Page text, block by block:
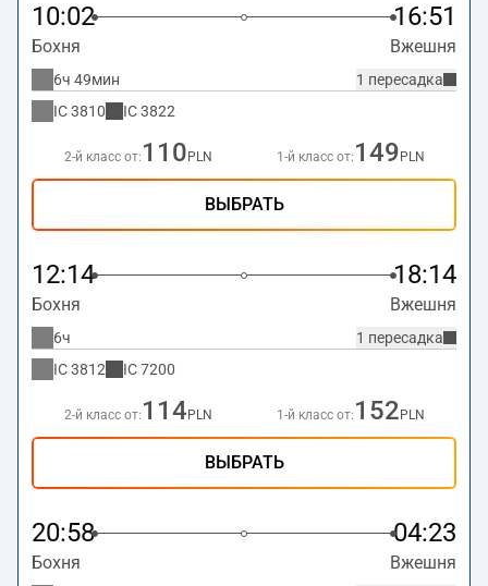
10:02 16:51
Бохня Вжешня
1 пересадка
6ч 49мин
IC3810 IC3822
2-й класс от: 110 PLN 1-й класс от: 149 PLN
ВЫБРАТЬ
12:14 18:14
Бохня Вжешня
1 пересадка
6ч
IC3812 IC7200
2-й класс от: 114 PLN 1-й класс от: 152 PLN
ВЫБРАТЬ
20:58 04:23
Бохня Вжешня